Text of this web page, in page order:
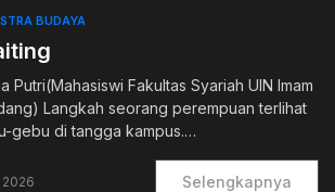
BUDAYA
Putri(Mahasiswi Fakultas Syariah UIN Imam
Langkah seorang perempuan terlihat
gebu di tangga kampus.…
2026 Selengkapnya